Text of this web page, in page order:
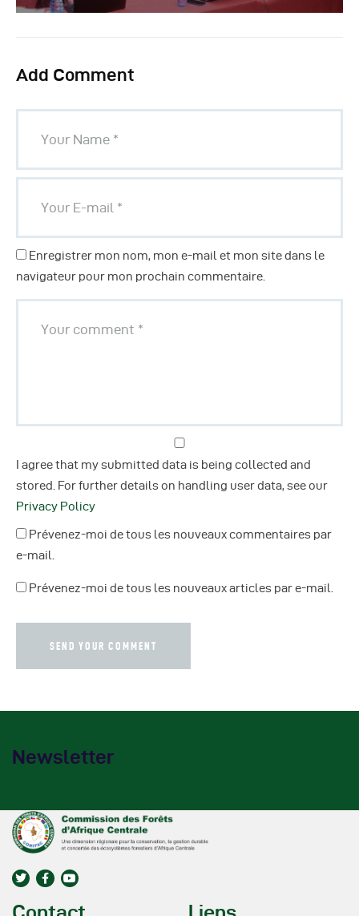
Add Comment
Enregistrer mon nom, mon e-mail et mon site dans le
navigateur pour mon prochain commentaire.
I agree that my submitted data is being collected and
stored. For further details on handling user data, see our
Privacy Policy
Prévenez-moi de tous les nouveaux commentaires par
e-mail.
Prévenez-moi de tous les nouveaux articles par e-mail.
Newsletter